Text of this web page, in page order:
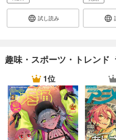
あらすじを表示する
CAR and DRIVER
980円 (税込)
試し読み
趣味・スポーツ・トレンド
1位